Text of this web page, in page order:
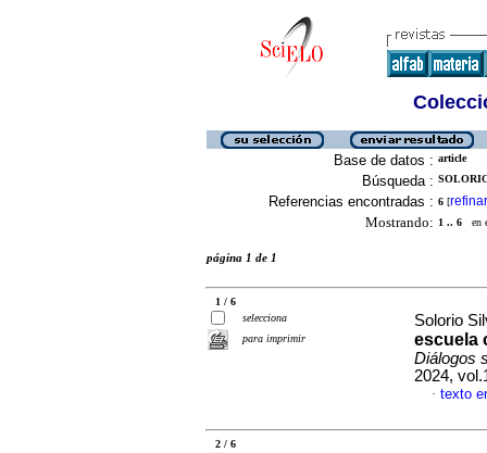
Base de datos : article
Búsqueda :
Referencias encontradas : 6 [refinar
Mostrando: 1 .. 6 en
página 1 de 1
1 / 6
selecciona
para imprimir
Solorio
escuela
Diálogos
2024,
· texto
2 / 6